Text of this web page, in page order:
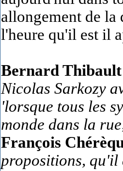
allongement de
l'heure qu'il est il
Bernard Thibault
Nicolas Sarkozy
'lorsque tous les
monde dans la
François
propositions, qu'il